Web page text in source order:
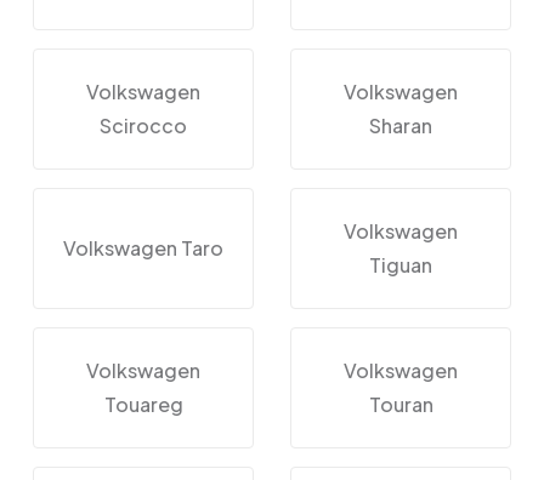
Volkswagen
Scirocco
Volkswagen
Sharan
Volkswagen Taro
Volkswagen
Tiguan
Volkswagen
Touareg
Volkswagen
Touran